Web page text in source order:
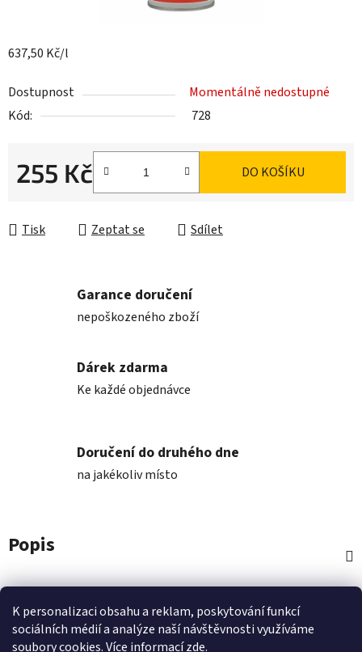
K personalizaci obsahu a reklam, poskytování funkcí
sociálních médií a analýze naší návštěvnosti využíváme
soubory cookies. Více informacízde.
637,50 Kč/l
Dostupnost
Momentálně nedostupné
Kód:
728
255 Kč DO KOŠÍKU
Tisk Zeptat se Sdílet
Garance doručení
nepoškozeného zboží
Dárek zdarma
Ke každé objednávce
Doručení do druhého dne
na jakékoliv místo
Popis
Diskuze